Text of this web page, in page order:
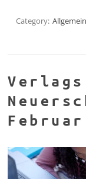
Category: Allgemein
Februar